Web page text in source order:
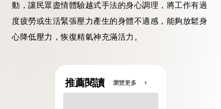
動，讓民眾盡情體驗越式手法的身心調理，將工作有過
度疲勞或生活緊張壓力產生的身體不適感，能夠放鬆身
心降低壓力，恢復精氣神充滿活力。
推薦閱讀 瀏覽更多 chevron_right